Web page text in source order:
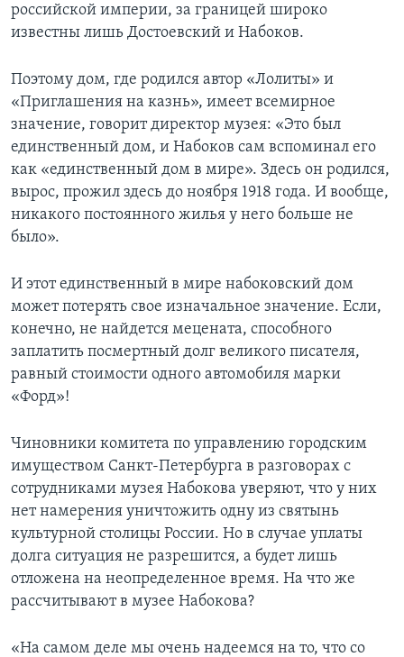
российской империи, за границей широко
известны лишь Достоевский и Набоков.
Поэтому дом, где родился автор «Лолиты» и
«Приглашения на казнь», имеет всемирное
значение, говорит директор музея: «Это был
единственный дом, и Набоков сам вспоминал его
как «единственный дом в мире». Здесь он родился,
вырос, прожил здесь до ноября 1918 года. И вообще,
никакого постоянного жилья у него больше не
было».
И этот единственный в мире набоковский дом
может потерять свое изначальное значение. Если,
конечно, не найдется мецената, способного
заплатить посмертный долг великого писателя,
равный стоимости одного автомобиля марки
«Форд»!
Чиновники комитета по управлению городским
имуществом Санкт-Петербурга в разговорах с
сотрудниками музея Набокова уверяют, что у них
нет намерения уничтожить одну из святынь
культурной столицы России. Но в случае уплаты
долга ситуация не разрешится, а будет лишь
отложена на неопределенное время. На что же
рассчитывают в музее Набокова?
«На самом деле мы очень надеемся на то, что со